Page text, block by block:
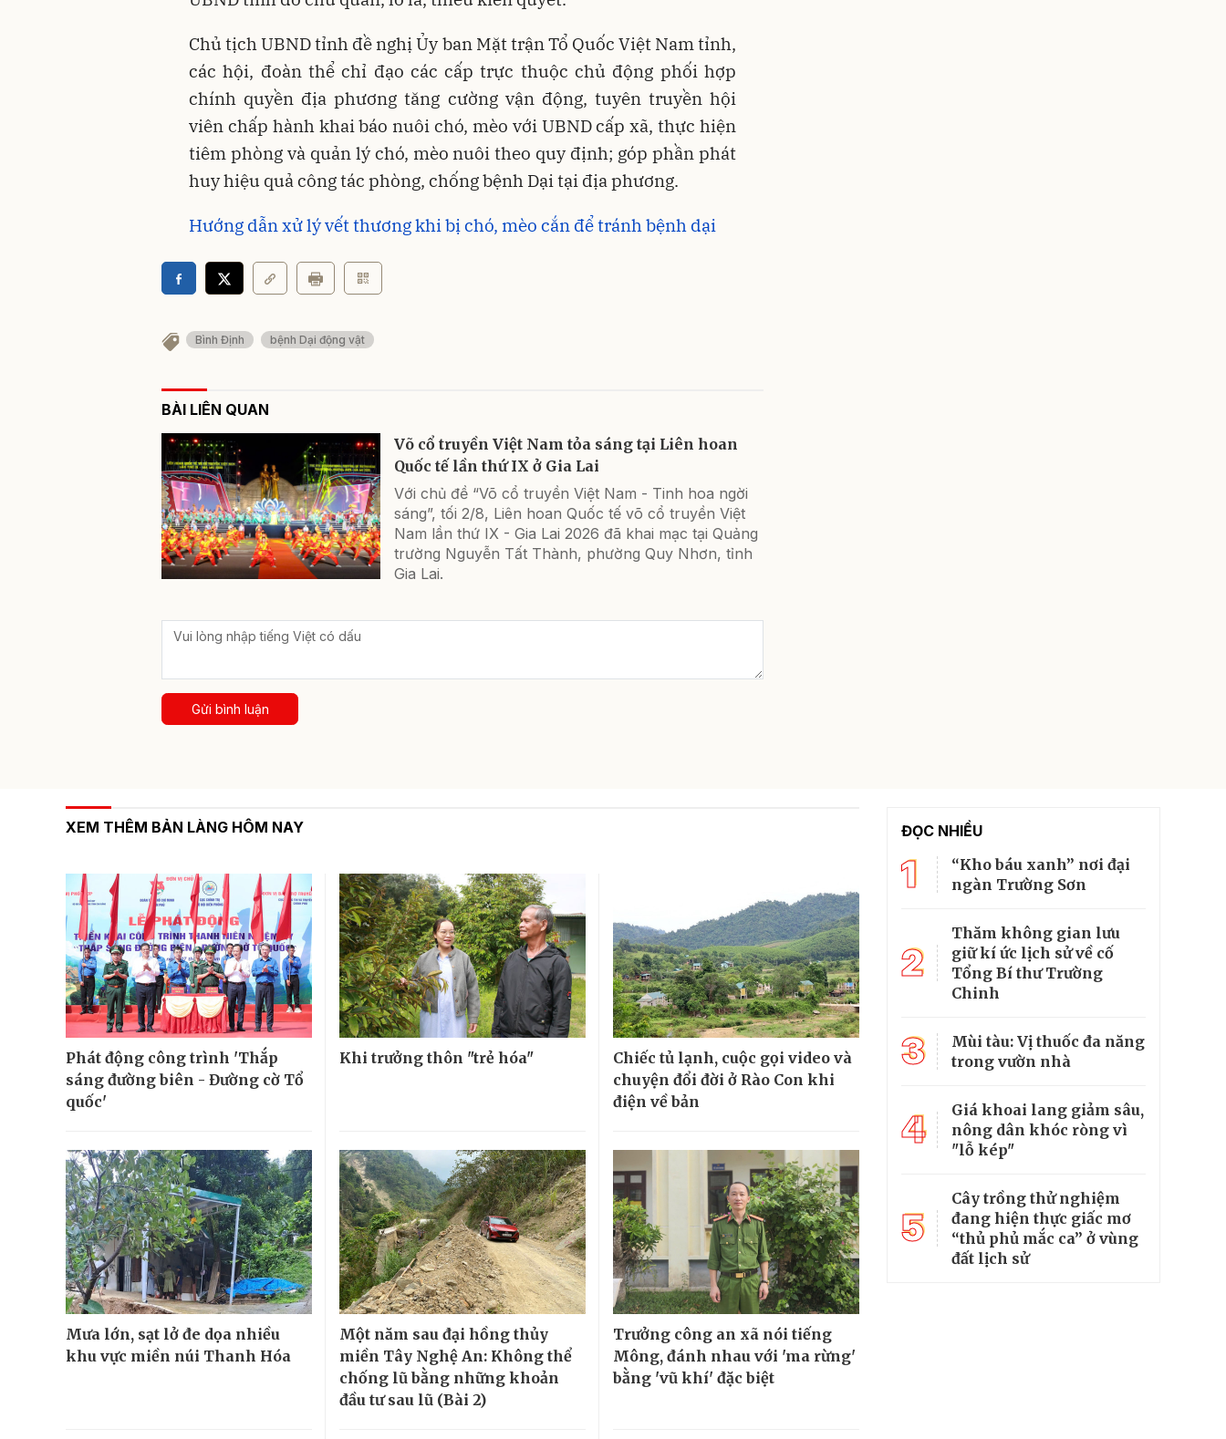
Chủ tịch UBND tỉnh đề nghị Ủy ban Mặt trận Tổ Quốc Việt Nam tỉnh,
các hội, đoàn thể chỉ đạo các cấp trực thuộc chủ động phối hợp
chính quyền địa phương tăng cường vận động, tuyên truyền hội
viên chấp hành khai báo nuôi chó, mèo với UBND cấp xã, thực hiện
tiêm phòng và quản lý chó, mèo nuôi theo quy định; góp phần phát
huy hiệu quả công tác phòng, chống bệnh Dại tại địa phương.
Hướng dẫn xử lý vết thương khi bị chó, mèo cắn để tránh bệnh dại
Bình Định bệnh Dại động vật
BÀI LIÊN QUAN
Võ cổ truyền Việt Nam tỏa sáng tại Liên hoan
Quốc tế lần thứ IX ở Gia Lai
Với chủ đề “Võ cổ truyền Việt Nam - Tinh hoa ngời
sáng”, tối 2/8, Liên hoan Quốc tế võ cổ truyền Việt
Nam lần thứ IX - Gia Lai 2026 đã khai mạc tại Quảng
trường Nguyễn Tất Thành, phường Quy Nhơn, tỉnh
Gia Lai.
Gửi bình luận
XEM THÊM BẢN LÀNG HÔM NAY
Phát động công trình 'Thắp
sáng đường biên - Đường cờ Tổ
quốc'
Khi trưởng thôn "trẻ hóa"
Chiếc tủ lạnh, cuộc gọi video và
chuyện đổi đời ở Rào Con khi
điện về bản
Mưa lớn, sạt lở đe dọa nhiều
khu vực miền núi Thanh Hóa
Một năm sau đại hồng thủy
miền Tây Nghệ An: Không thể
chống lũ bằng những khoản
đầu tư sau lũ (Bài 2)
Trưởng công an xã nói tiếng
Mông, đánh nhau với 'ma rừng'
bằng 'vũ khí' đặc biệt
ĐỌC NHIỀU
1
“Kho báu xanh” nơi đại
ngàn Trường Sơn
2
Thăm không gian lưu
giữ kí ức lịch sử về cố
Tổng Bí thư Trường
Chinh
3
Mùi tàu: Vị thuốc đa năng
trong vườn nhà
4
Giá khoai lang giảm sâu,
nông dân khóc ròng vì
"lỗ kép"
5
Cây trồng thử nghiệm
đang hiện thực giấc mơ
“thủ phủ mắc ca” ở vùng
đất lịch sử